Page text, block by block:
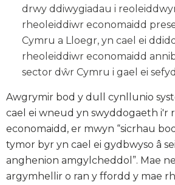
drwy ddiwygiadau i
rheoleiddiwr economaidd
Cymru a Lloegr, yn cael ei
rheoleiddiwr economaidd
sector dŵr Cymru i gael ei
Awgrymir bod y dull cynllunio
cael ei wneud yn swyddogaeth i'r
economaidd, er mwyn “sicrhau
tymor byr yn cael ei gydbwyso â
anghenion amgylcheddol”. Mae
argymhellir o ran y ffordd y mae